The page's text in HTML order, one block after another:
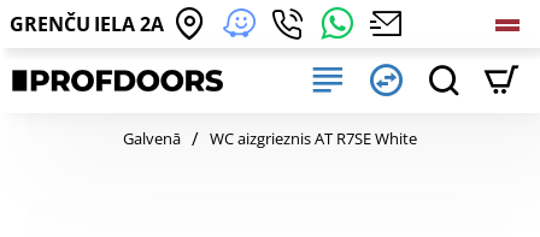
GRENČU IELA 2A
Galvenā homeWC aizgrieznis AT R7SE White